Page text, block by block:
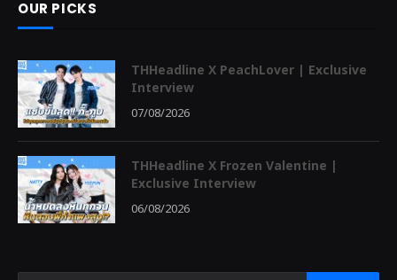
OUR PICKS
THHeadline X PeachLover | Exclusive
Interview
07/08/2026
THHeadline X Frozen Valentine |
Exclusive Interview
06/08/2026